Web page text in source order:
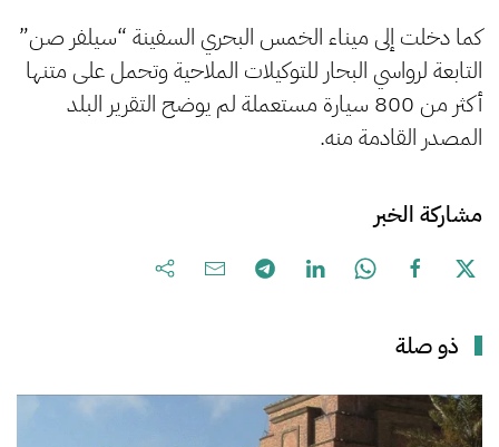
كما دخلت إلى ميناء الخمس البحري السفينة “سيلفر صن”
التابعة لرواسي البحار للتوكيلات الملاحية وتحمل على متنها
أكثر من 800 سيارة مستعملة لم يوضح التقرير البلد
المصدر القادمة منه.
مشاركة الخبر
ذو صلة